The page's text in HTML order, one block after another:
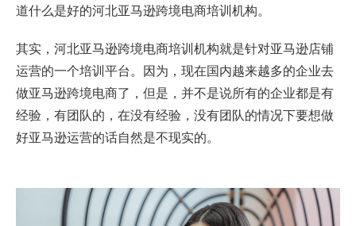
道什么是好的河北亚马逊跨境电商培训机构。
其实，河北亚马逊跨境电商培训机构就是针对亚马逊店铺
运营的一个培训平台。因为，现在国内越来越多的企业去
做亚马逊跨境电商了，但是，并不是说所有的企业都是有
经验，有团队的，在没有经验，没有团队的情况下要想做
好亚马逊运营的话自然是不现实的。